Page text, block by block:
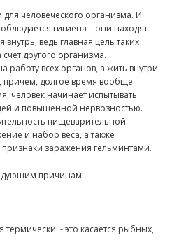
человеческого организма. И
гигиена – они находят
ведь главная цель таких
другого организма.
работу всех органов, а жить внутри
причем, долгое время вообще
человек начинает испытывать
и повышенной нервозностью.
пищеварительной
и набор веса, а также
признаки заражения гельминтами.
причинам:
термически - это касается рыбных,